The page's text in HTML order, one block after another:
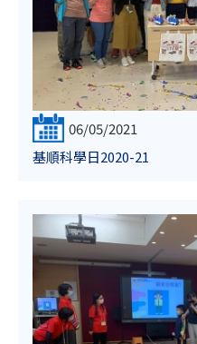
06/05/2021
基順科學日2020-21